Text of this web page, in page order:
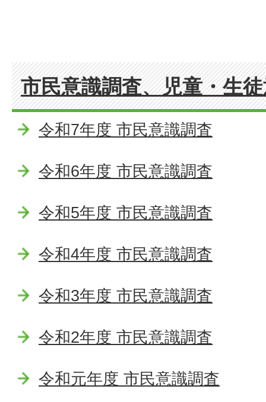
市民意識調査、児童・生
令和7年度 市民意識調査
令和6年度 市民意識調査
令和5年度 市民意識調査
令和4年度 市民意識調査
令和3年度 市民意識調査
令和2年度 市民意識調査
令和元年度 市民意識調査